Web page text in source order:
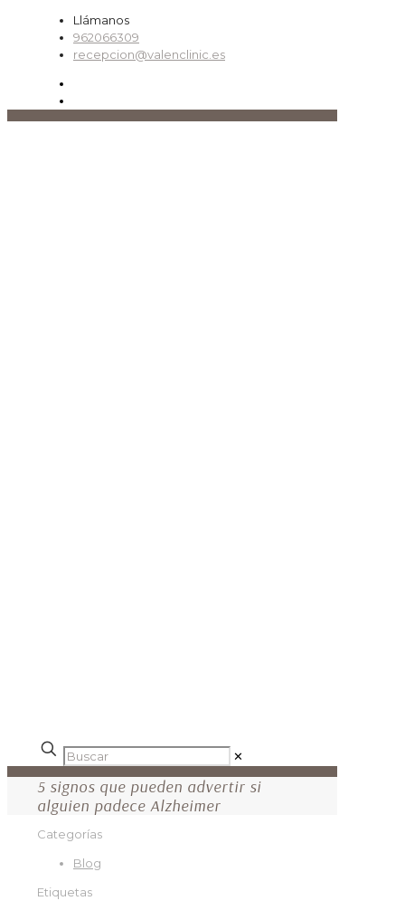
Llámanos
962066309
recepcion@valenclinic.es
✕
5 signos que pueden advertir si
alguien padece Alzheimer
Categorías
Blog
Etiquetas